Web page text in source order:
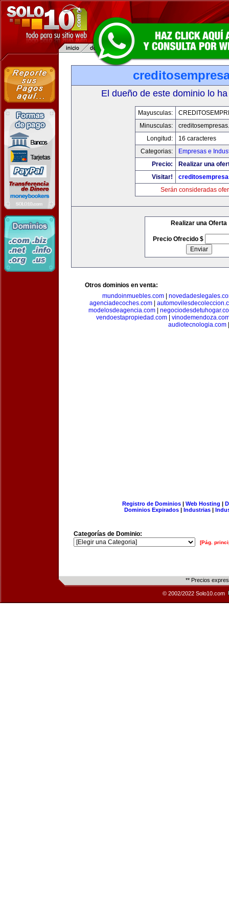
El dueño de este dominio lo
Mayusculas:
Minusculas:
Longitud:
16 caracteres
Categorias:
Empresas e
Precio:
Realizar una
Visitar!
Serán consideradas
Realizar una Oferta
Precio Ofrecido $
Otros dominios en venta:
mundoinmuebles.com
agenciadecoches.com
modelosdeagencia.com
vendoestapropiedad.com|
audiotecnologia.com
Registro de Dominios| Web Hosting |
Dominios Expirados | Industrias |
Categorías de Dominio:
[Pág.
** Precios
© 2002/2022 Solo10.com